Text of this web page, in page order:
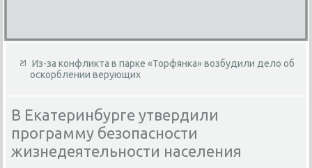
Из-за конфликта в парке «Торфянка» возбудили дело об
оскорблении верующих
В Екатеринбурге утвердили
программу безопасности
жизнедеятельности населения